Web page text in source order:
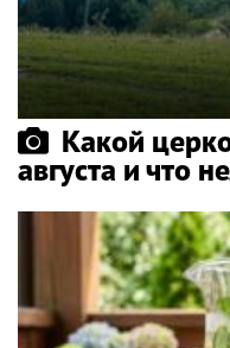
Какой
августа и что